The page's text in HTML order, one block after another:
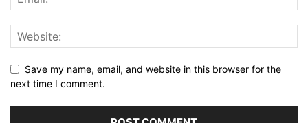
Save my name, email, and website in this browser for the
next time I comment.